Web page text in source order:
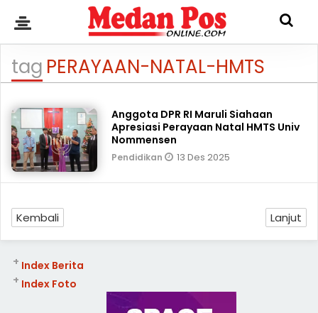
tag PERAYAAN-NATAL-HMTS
Anggota DPR RI Maruli Siahaan
Apresiasi Perayaan Natal HMTS Univ
Nommensen
Pendidikan 13 Des 2025
Kembali Lanjut
Index Berita
+
Index Foto
+